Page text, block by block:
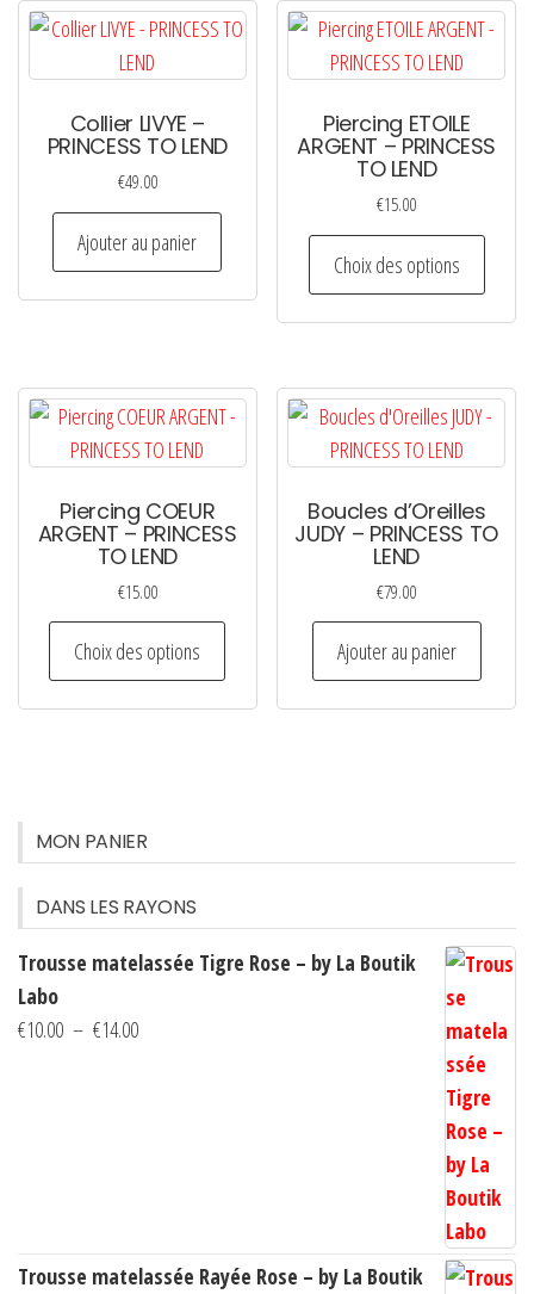
Collier LIVYE –
PRINCESS TO LEND
€49.00
Ajouter au panier
Piercing ETOILE
ARGENT – PRINCESS
TO LEND
€15.00
Choix des options
Ce
Les
être
produit
Piercing COEUR
ARGENT – PRINCESS
TO LEND
€15.00
Choix des options
Ce
peuvent
choisies
sur
Boucles d’Oreilles
JUDY – PRINCESS TO
LEND
€79.00
Ajouter au panier
MON PANIER
DANS LES RAYONS
Trousse matelassée Tigre Rose – by La Boutik
Labo
€10.00 – €14.00Plage
Trousse matelassée Rayée Rose – by La Boutik